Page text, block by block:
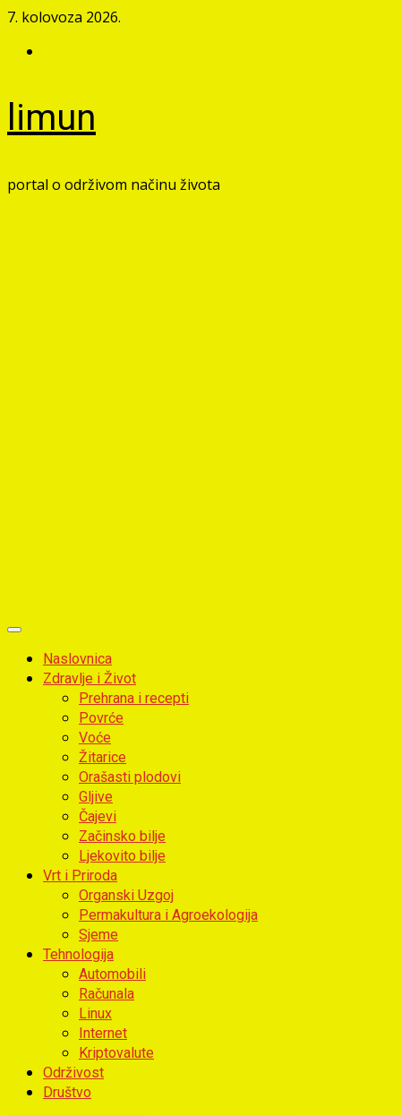
Skip
content
7. kolovoza 2026.
limun
portal o održivom načinu života
Primary
MenuNaslovnica
Zdravlje i Život
Prehrana i recepti
Povrće
Voće
Žitarice
Orašasti plodovi
Gljive
Čajevi
Začinsko bilje
Ljekovito bilje
Vrt i Priroda
Organski Uzgoj
Permakultura i Agroekologija
Sjeme
Tehnologija
Automobili
Računala
Linux
Internet
Kriptovalute
Održivost
Društvo